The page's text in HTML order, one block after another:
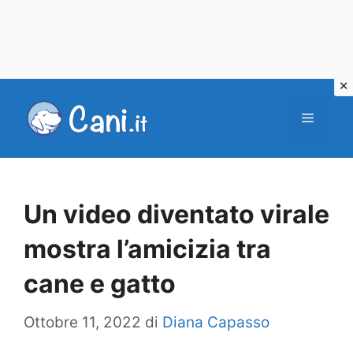
Menu
Un video diventato virale
mostra l’amicizia tra
cane e gatto
Ottobre 11, 2022 di Diana Capasso